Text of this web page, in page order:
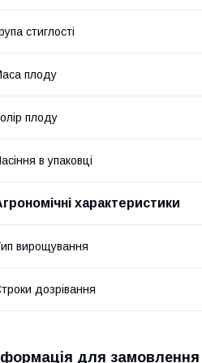
стиглості
плоду
плоду
в упаковці
характеристики
вирощування
дозрівання
для замовлення